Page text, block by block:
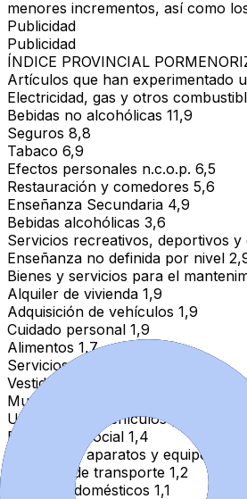
menores incrementos, así como
Publicidad
Publicidad
ÍNDICE PROVINCIAL
Artículos que han experimentado
Electricidad, gas y otros
Bebidas no alcohólicas 11,9
Seguros 8,8
Tabaco 6,9
Efectos personales n.c.o.p. 6,5
Restauración y comedores 5,6
Enseñanza Secundaria 4,9
Bebidas alcohólicas 3,6
Servicios recreativos, deportivos
Enseñanza no definida por nivel
Bienes y servicios para el
Alquiler de vivienda 1,9
Adquisición de vehículos 1,9
Cuidado personal 1,9
Alimentos 1,7
Servicios de telefonía y fax 1,7
Vestido 1,6
Muebles y accesorios, alfombras
Utilización de vehículos personales
Protección social 1,4
Productos, aparatos y equipos
Servicios de transporte 1,2
Aparatos domésticos 1,1